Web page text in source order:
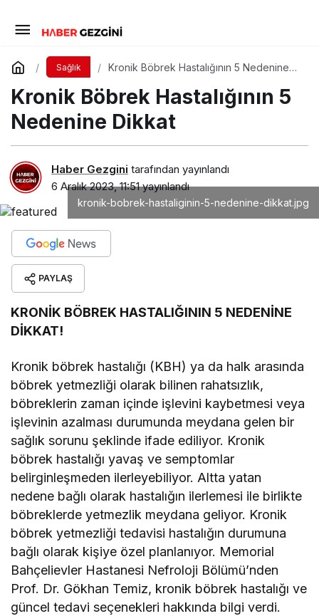
Sağlık
Kronik Böbrek Hastalığının 5 Nedenine
Kronik Böbrek Hastalığının 5
Nedenine Dikkat
Haber Gezgini tarafından yayınlandı
6 Aralık 2023, 11:51yayınlandı
kronik-bobrek-hastaliginin-5-nedenine-dikkat.jpg
PAYLAŞ
KRONİK BÖBREK HASTALIĞININ 5 NEDENİNE
DİKKAT!
Kronik böbrek hastalığı (KBH) ya da halk arasında
böbrek yetmezliği olarak bilinen rahatsızlık,
böbreklerin zaman içinde işlevini kaybetmesi veya
işlevinin azalması durumunda meydana gelen bir
sağlık sorunu şeklinde ifade ediliyor. Kronik
böbrek hastalığı yavaş ve semptomlar
belirginleşmeden ilerleyebiliyor. Altta yatan
nedene bağlı olarak hastalığın ilerlemesi ile birlikte
böbreklerde yetmezlik meydana geliyor. Kronik
böbrek yetmezliği tedavisi hastalığın durumuna
bağlı olarak kişiye özel planlanıyor. Memorial
Bahçelievler Hastanesi Nefroloji Bölümü’nden
Prof. Dr. Gökhan Temiz, kronik böbrek hastalığı ve
güncel tedavi seçenekleri hakkında bilgi verdi.